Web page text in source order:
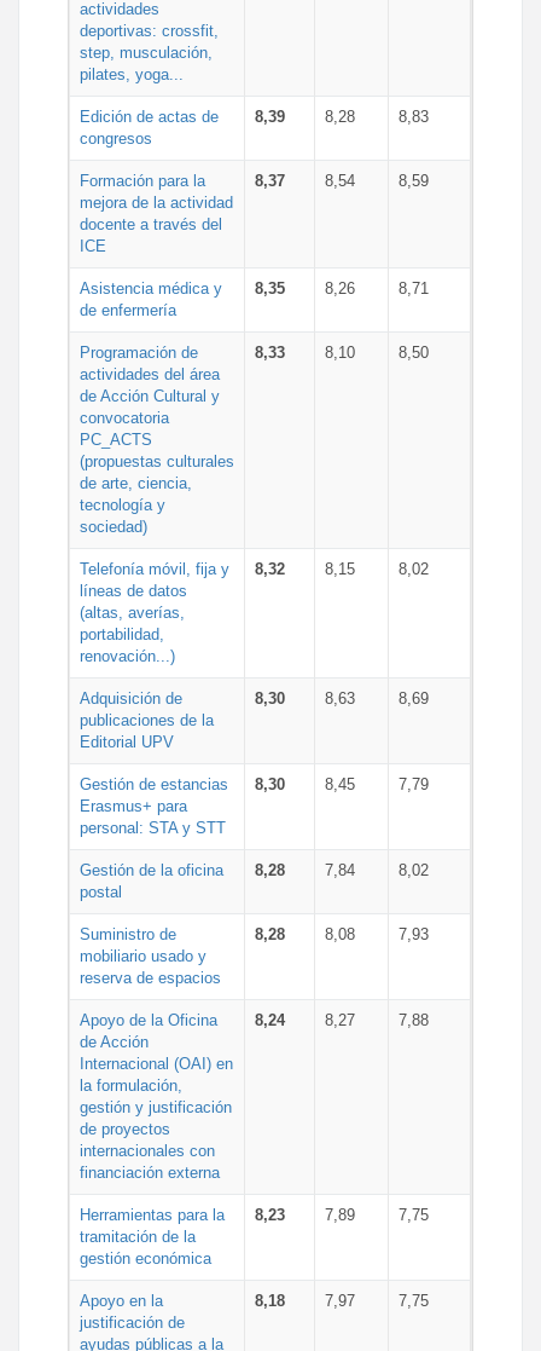
actividades
deportivas: crossfit,
step, musculación,
pilates, yoga...
Edición de actas de
congresos
8,39 8,28 8,83
Formación para la
mejora de la actividad
docente a través del
ICE
8,37 8,54 8,59
Asistencia médica y
de enfermería
8,35 8,26 8,71
Programación de
actividades del área
de Acción Cultural y
convocatoria
PC_ACTS
(propuestas culturales
de arte, ciencia,
tecnología y
sociedad)
8,33 8,10 8,50
Telefonía móvil, fija y
líneas de datos
(altas, averías,
portabilidad,
renovación...)
8,32 8,15 8,02
Adquisición de
publicaciones de la
Editorial UPV
8,30 8,63 8,69
Gestión de estancias
Erasmus+ para
personal: STA y STT
8,30 8,45 7,79
Gestión de la oficina
postal
8,28 7,84 8,02
Suministro de
mobiliario usado y
reserva de espacios
8,28 8,08 7,93
Apoyo de la Oficina
de Acción
Internacional (OAI) en
la formulación,
gestión y justificación
de proyectos
internacionales con
financiación externa
8,24 8,27 7,88
Herramientas para la
tramitación de la
gestión económica
8,23 7,89 7,75
Apoyo en la
justificación de
ayudas públicas a la
8,18 7,97 7,75